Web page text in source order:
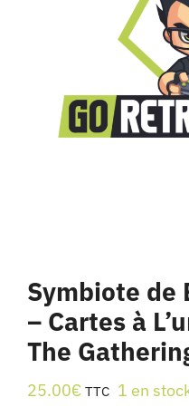
Symbiote de
– Cartes à
The
25.00€ TTC 1 en